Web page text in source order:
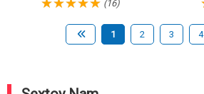
(16)
1 2 3 4